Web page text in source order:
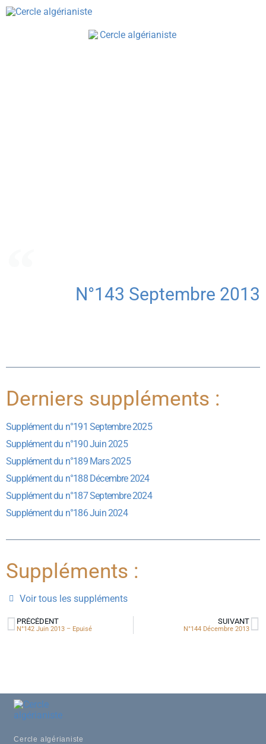
N°143 Septembre 2013
Derniers suppléments :
Supplément du n°191 Septembre 2025
Supplément du n°190 Juin 2025
Supplément du n°189 Mars 2025
Supplément du n°188 Décembre 2024
Supplément du n°187 Septembre 2024
Supplément du n°186 Juin 2024
Suppléments :
Voir tous les suppléments
PRÉCÉDENT
N°142 Juin 2013 – Epuisé
SUIVANT
N°144 Décembre 2013
Cercle algérianiste